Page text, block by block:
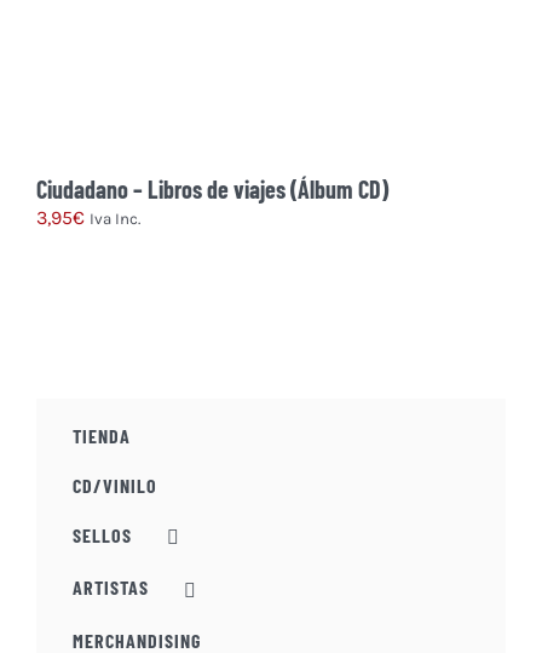
Ciudadano – Libros de viajes (Álbum CD)
3,95€ Iva Inc.
TIENDA
CD/VINILO
SELLOS
ARTISTAS
MERCHANDISING